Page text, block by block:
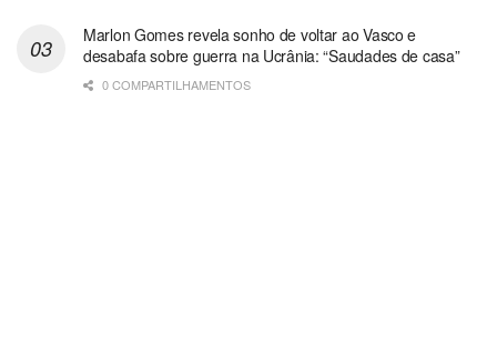
Marlon Gomes revela sonho de voltar ao Vasco e
desabafa sobre guerra na Ucrânia: “Saudades de casa”
0 COMPARTILHAMENTOS